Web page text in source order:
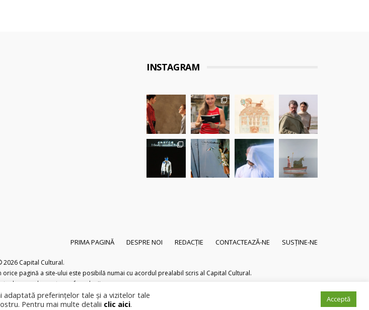
INSTAGRAM
PRIMA PAGINĂ DESPRE NOI REDACȚIE CONTACTEAZĂ-NE SUSȚINE-NE
2026 Capital Cultural.
pagină a site-ului este posibilă numai cu acordul prealabil scris al Capital Cultural.
se pedepsește conform legii.
preferințelor tale și a vizitelor tale
Pentru mai multe detalii clic aici. Acceptă